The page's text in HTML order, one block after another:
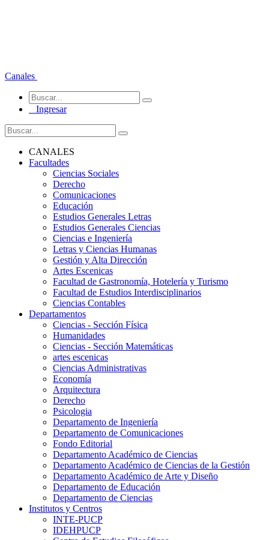
Canales
Ingresar
CANALES
Facultades
Ciencias Sociales
Derecho
Comunicaciones
Educación
Estudios Generales Letras
Estudios Generales Ciencias
Ciencias e Ingeniería
Letras y Ciencias Humanas
Gestión y Alta Dirección
Artes Escenicas
Facultad de Gastronomía, Hotelería y Turismo
Facultad de Estudios Interdisciplinarios
Ciencias Contables
Departamentos
Ciencias - Sección Física
Humanidades
Ciencias - Sección Matemáticas
artes escenicas
Ciencias Administrativas
Economía
Arquitectura
Derecho
Psicologia
Departamento de Ingeniería
Departamento de Comunicaciones
Fondo Editorial
Departamento Académico de Ciencias
Departamento Académico de Ciencias de la Gestión
Departamento Académico de Arte y Diseño
Departamento de Educación
Departamento de Ciencias
Institutos y Centros
INTE-PUCP
IDEHPUCP